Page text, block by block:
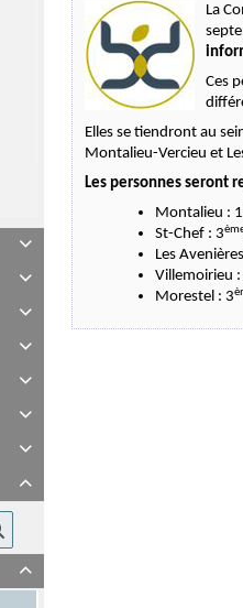









La
Ces
Elles se tiendront au
Montalieu-Vercieu et
Les personnes seront
Montalieu : 1
St-Chef : 3
Les
Villemoirieu :
Morestel : 3